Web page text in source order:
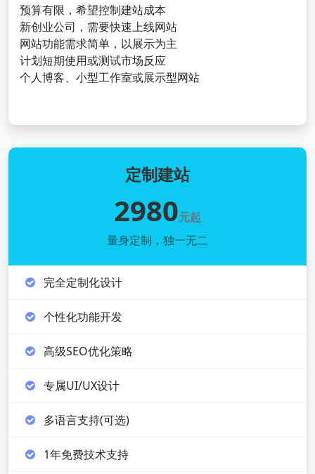
预算有限，希望控制建站成本
新创业公司，需要快速上线网站
网站功能需求简单，以展示为主
计划短期使用或测试市场反应
个人博客、小型工作室或展示型网站
定制建站
2980元起
量身定制，独一无二
完全定制化设计
个性化功能开发
高级SEO优化策略
专属UI/UX设计
多语言支持(可选)
1年免费技术支持